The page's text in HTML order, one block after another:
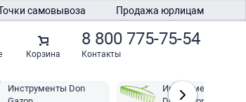
самовывоза Продажа юрлицам
Корзина
8 800 775-75-54
Контакты
Инструменты Don
Инструменты